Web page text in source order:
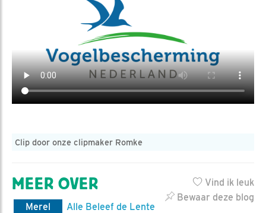
Clip door onze clipmaker Romke
Vind ik leuk
Bewaar deze blog
MEER OVER
Merel
Alle Beleef de Lente